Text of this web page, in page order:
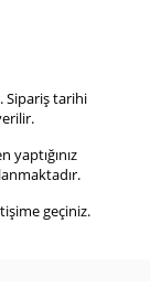
Sipariş tarihi
yaptığınız
geçiniz.